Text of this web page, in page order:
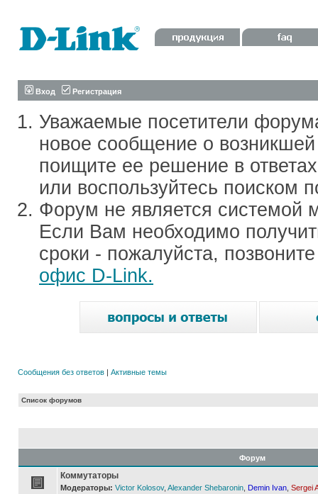
Вход Регистрация
Уважаемые посетители
новое сообщение о
поищите ее решение в
или воспользуйтесь поиском
Форум не является системой
Если Вам необходимо
сроки - пожалуйста,
офис D-Link.
Сообщения без ответов | Активные темы
Список форумов
Форум
Коммутаторы
Модераторы: Victor Kolosov, Alexander Shebaronin Demin Ivan Sergei